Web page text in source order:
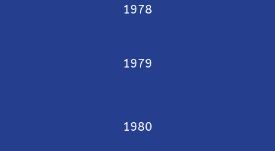
1978
1979
1980